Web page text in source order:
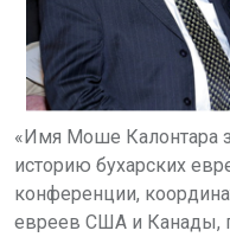
«Имя Моше Калонтара
историю бухарских
конференции,
евреев США и Канады,